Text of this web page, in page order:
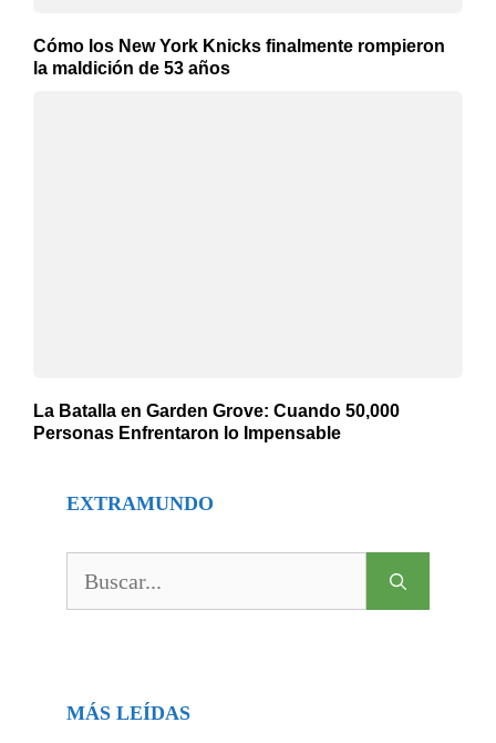
Cómo los New York Knicks finalmente rompieron
la maldición de 53 años
La Batalla en Garden Grove: Cuando 50,000
Personas Enfrentaron lo Impensable
EXTRAMUNDO
MÁS LEÍDAS